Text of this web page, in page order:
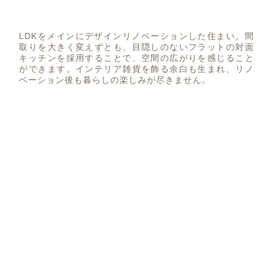
LDKをメインにデザインリノベーションした住まい。間
取りを大きく変えずとも、目隠しのないフラットの対面
キッチンを採用することで、空間の広がりを感じること
ができます。インテリア雑貨を飾る余白も生まれ、リノ
ベーション後も暮らしの楽しみが尽きません。